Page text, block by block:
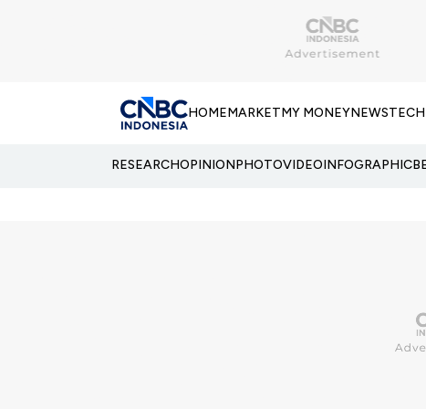
HOMEMARKETMY MONEYNEWSTECH
RESEARCHOPINIONPHOTOVIDEOINFOGRAPHIC